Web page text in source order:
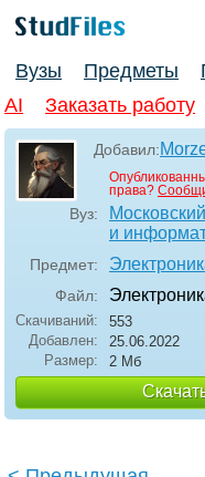
Вузы Предметы
AI
Заказать работу
Добавил:
права?
Вуз:
и
Предмет:
Файл:
Скачиваний:
553
Добавлен:
25.06.2022
Размер:
2 Мб